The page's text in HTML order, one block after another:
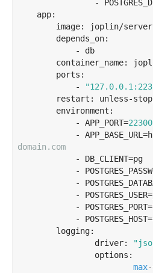
            -
            - APP_PORT=
22300
-
domain.com
            - POSTGRES_PORT=
                driver:
max